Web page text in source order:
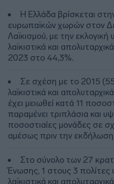
Η Ελλάδα βρίσκεται
ευρωπαϊκών χωρών στον
Λαϊκισμού, με την
λαϊκιστικά και
2023 στο 44,3%.
Σε σχέση με το 2015
λαϊκιστικά και
έχει μειωθεί κατά 11
παραμένει τριπλάσια και
ποσοστιαίες μονάδες σε
αμέσως πριν την εκδήλωση
Στο σύνολο των 27
Ένωσης, 1 στους 3 πολίτες
λαϊκιστικά και